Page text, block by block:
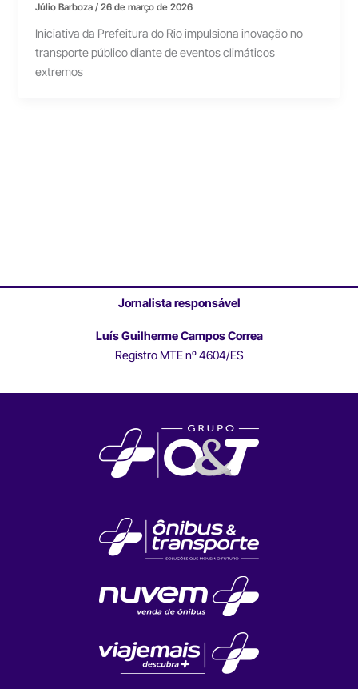
Júlio Barboza/26 de março de 2026
Iniciativa da Prefeitura do Rio impulsiona inovação no
transporte público diante de eventos climáticos
extremos
Jornalista responsável
Luís Guilherme Campos Correa
Registro MTE nº 4604/ES